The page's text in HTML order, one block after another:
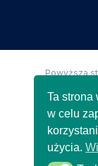
Powyższa
Copyright
Ta strona
w celu
użycia.